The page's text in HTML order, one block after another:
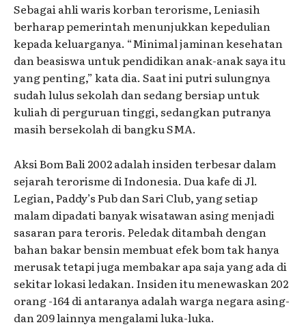
Sebagai ahli waris korban terorisme, Leniasih
berharap pemerintah menunjukkan kepedulian
kepada keluarganya. “Minimal jaminan kesehatan
dan beasiswa untuk pendidikan anak-anak saya itu
yang penting,” kata dia. Saat ini putri sulungnya
sudah lulus sekolah dan sedang bersiap untuk
kuliah di perguruan tinggi, sedangkan putranya
masih bersekolah di bangku SMA.
Aksi Bom Bali 2002 adalah insiden terbesar dalam
sejarah terorisme di Indonesia. Dua kafe di Jl.
Legian, Paddy’s Pub dan Sari Club, yang setiap
malam dipadati banyak wisatawan asing menjadi
sasaran para teroris. Peledak ditambah dengan
bahan bakar bensin membuat efek bom tak hanya
merusak tetapi juga membakar apa saja yang ada di
sekitar lokasi ledakan. Insiden itu menewaskan 202
orang -164 di antaranya adalah warga negara asing-
dan 209 lainnya mengalami luka-luka.